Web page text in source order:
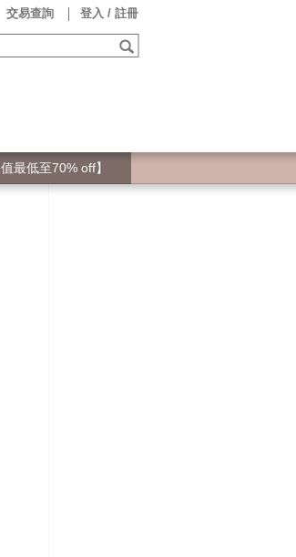
交易查詢 登入 / 註冊
最低至70% off】